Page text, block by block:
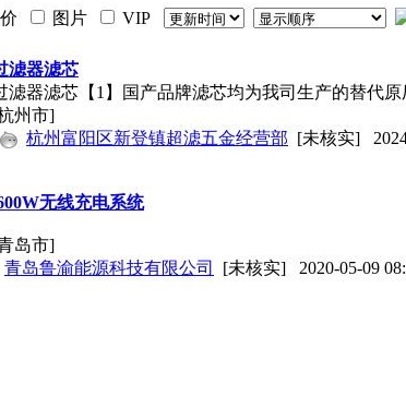
图片 VIP
滤器滤芯
滤器滤芯【1】国产品牌滤芯均为我司生产的替代
州市]
杭州富阳区新登镇超滤五金经营部 [未核实]
无线充电系统
岛市]
青岛鲁渝能源科技有限公司
[未核实] 2020-05-09